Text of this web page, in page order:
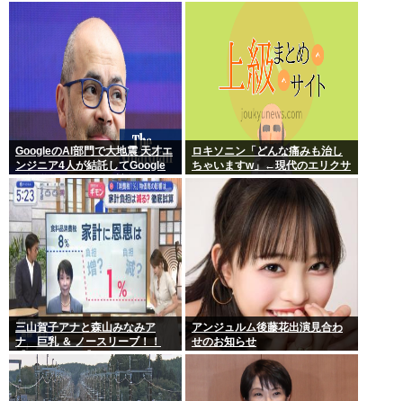
GoogleのAI部門で大地震 天才エ
ンジニア4人が結託してGoogle
を離脱 遅れを取るAI競争さらに
苦しく 株価に影響大
ロキソニン「どんな痛みも治し
ちゃいますw」←現代のエリクサ
ーやろ…
三山賀子アナと森山みなみア
ナ 巨乳 ＆ ノースリーブ！！
【GIF動画あり】
アンジュルム後藤花出演見合わ
せのお知らせ